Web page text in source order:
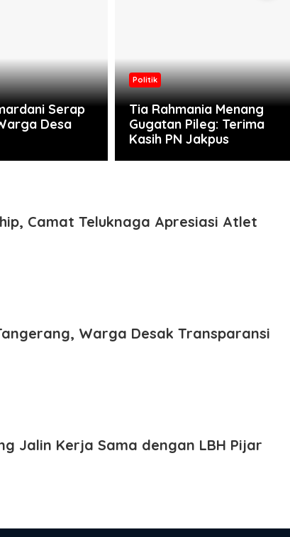
Serap
Desa
Politik
Tia Rahmania Menang
Gugatan Pileg: Terima
Kasih PN Jakpus
Camat Teluknaga Apresiasi Atlet
Warga Desak Transparansi
Jalin Kerja Sama dengan LBH Pijar